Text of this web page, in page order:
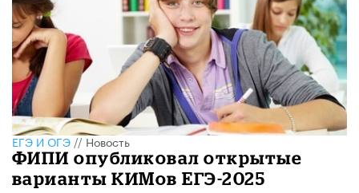
ЕГЭ И ОГЭ//Новость
ФИПИ опубликовал открытые
варианты КИМов ЕГЭ-2025